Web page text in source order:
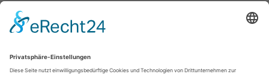
Für den Vorstand:
Stellv. Vorsitzender